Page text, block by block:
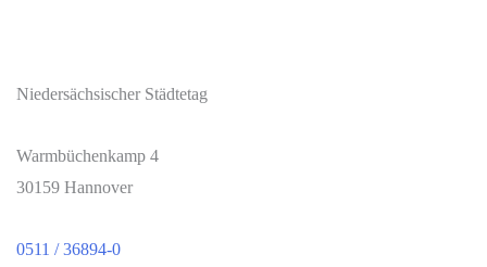
Verbändeanhörung
Referentenentwurf
zur
Novelle
Niedersächsischer Städtetag
Warmbüchenkamp 4
30159 Hannover
0511 / 36894-0